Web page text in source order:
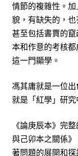
情節的複雜性。
貌，有缺失的，
甚至包括書賈的
本和作意的考核都
這一門顯學。
馮其庸就是一位出
就是「紅學」研究
《論庚辰本》完
與己卯本之關係
著問題的展開和